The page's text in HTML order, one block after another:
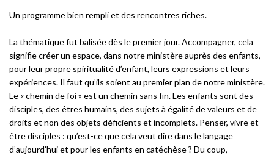
Un programme bien rempli et des rencontres riches.
La thématique fut balisée dès le premier jour. Accompagner, cela
signifie créer un espace, dans notre ministère auprès des enfants,
pour leur propre spiritualité d’enfant, leurs expressions et leurs
expériences. Il faut qu’ils soient au premier plan de notre ministère.
Le « chemin de foi » est un chemin sans fin. Les enfants sont des
disciples, des êtres humains, des sujets à égalité de valeurs et de
droits et non des objets déficients et incomplets. Penser, vivre et
être disciples : qu’est-ce que cela veut dire dans le langage
d’aujourd’hui et pour les enfants en catéchèse ? Du coup,